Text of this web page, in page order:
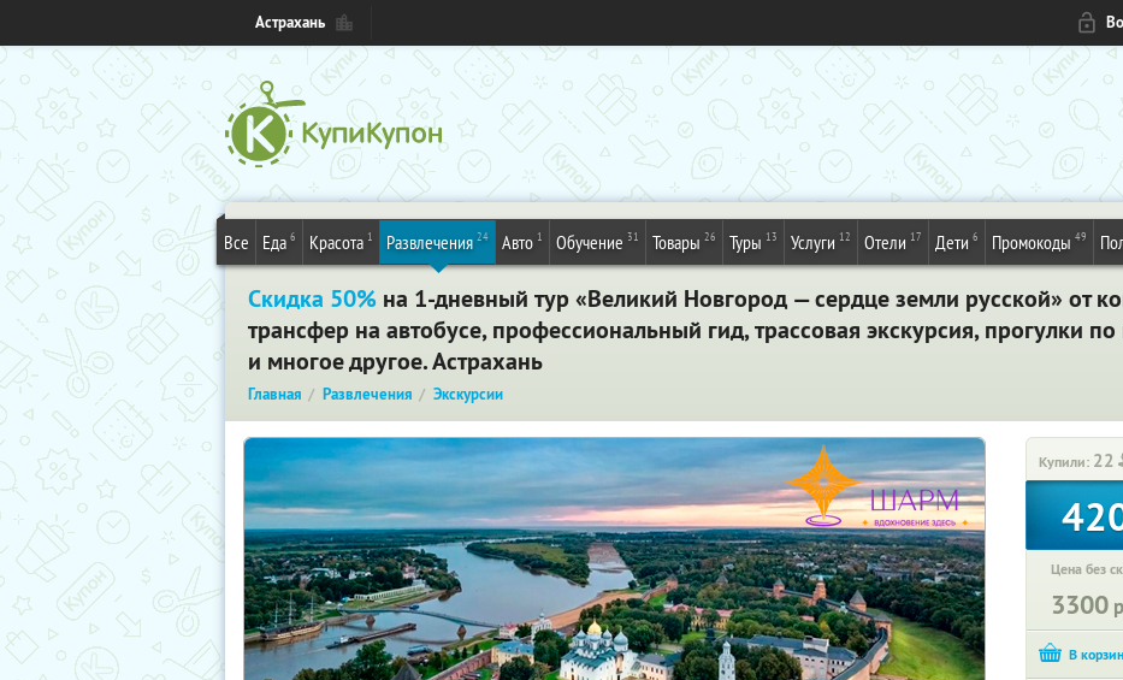
Астрахань
Все Еда 6 Красота 1 Развлечения 24 Авто 1 Обучение 31 Товары 26 Туры 13 Услуги 12 Отели 17 Дети 6 Промокоды 49
Скидка 50% на 1-дневный тур «Великий Новгород — сердце земли русской» от
трансфер на автобусе, профессиональный гид, трассовая экскурсия, прогулки
и многое другое. Астрахань
Главная Развлечения Экскурсии
Купили: 22
Цена без
3300